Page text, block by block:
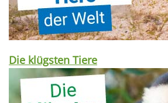
Die klügsten Tiere